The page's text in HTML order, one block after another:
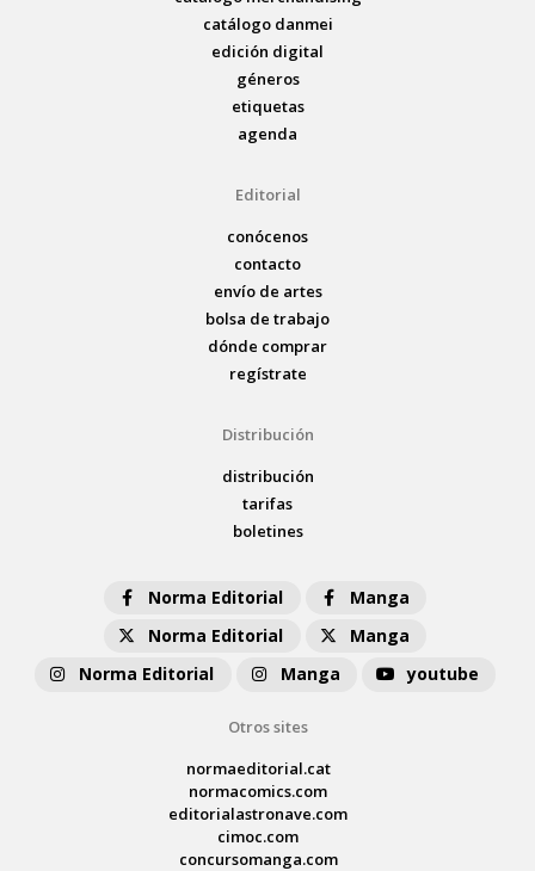
catálogo danmei
edición digital
géneros
etiquetas
agenda
Editorial
conócenos
contacto
envío de artes
bolsa de trabajo
dónde comprar
regístrate
Distribución
distribución
tarifas
boletines
Norma Editorial
Manga
Norma Editorial
Manga
Norma Editorial
Manga youtube
Otros sites
normaeditorial.cat
normacomics.com
editorialastronave.com
cimoc.com
concursomanga.com